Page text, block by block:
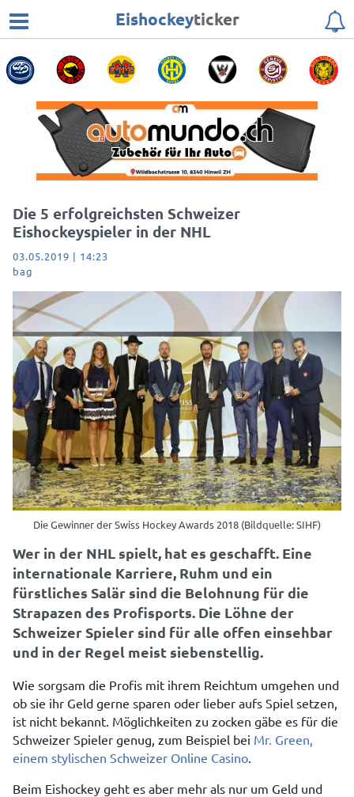
Eishockeyticker
Die 5 erfolgreichsten Schweizer
Eishockeyspieler in der NHL
03.05.2019 | 14:23
bag
Die Gewinner der Swiss Hockey Awards 2018 (Bildquelle: SIHF)
Wer in der NHL spielt, hat es geschafft. Eine
internationale Karriere, Ruhm und ein
fürstliches Salär sind die Belohnung für die
Strapazen des Profisports. Die Löhne der
Schweizer Spieler sind für alle offen einsehbar
und in der Regel meist siebenstellig.
Wie sorgsam die Profis mit ihrem Reichtum umgehen und
ob sie ihr Geld gerne sparen oder lieber aufs Spiel setzen,
ist nicht bekannt. Möglichkeiten zu zocken gäbe es für die
Schweizer Spieler genug, zum Beispiel bei Mr. Green,
einem stylischen Schweizer Online Casino
Beim Eishockey geht es aber mehr als nur um Geld und